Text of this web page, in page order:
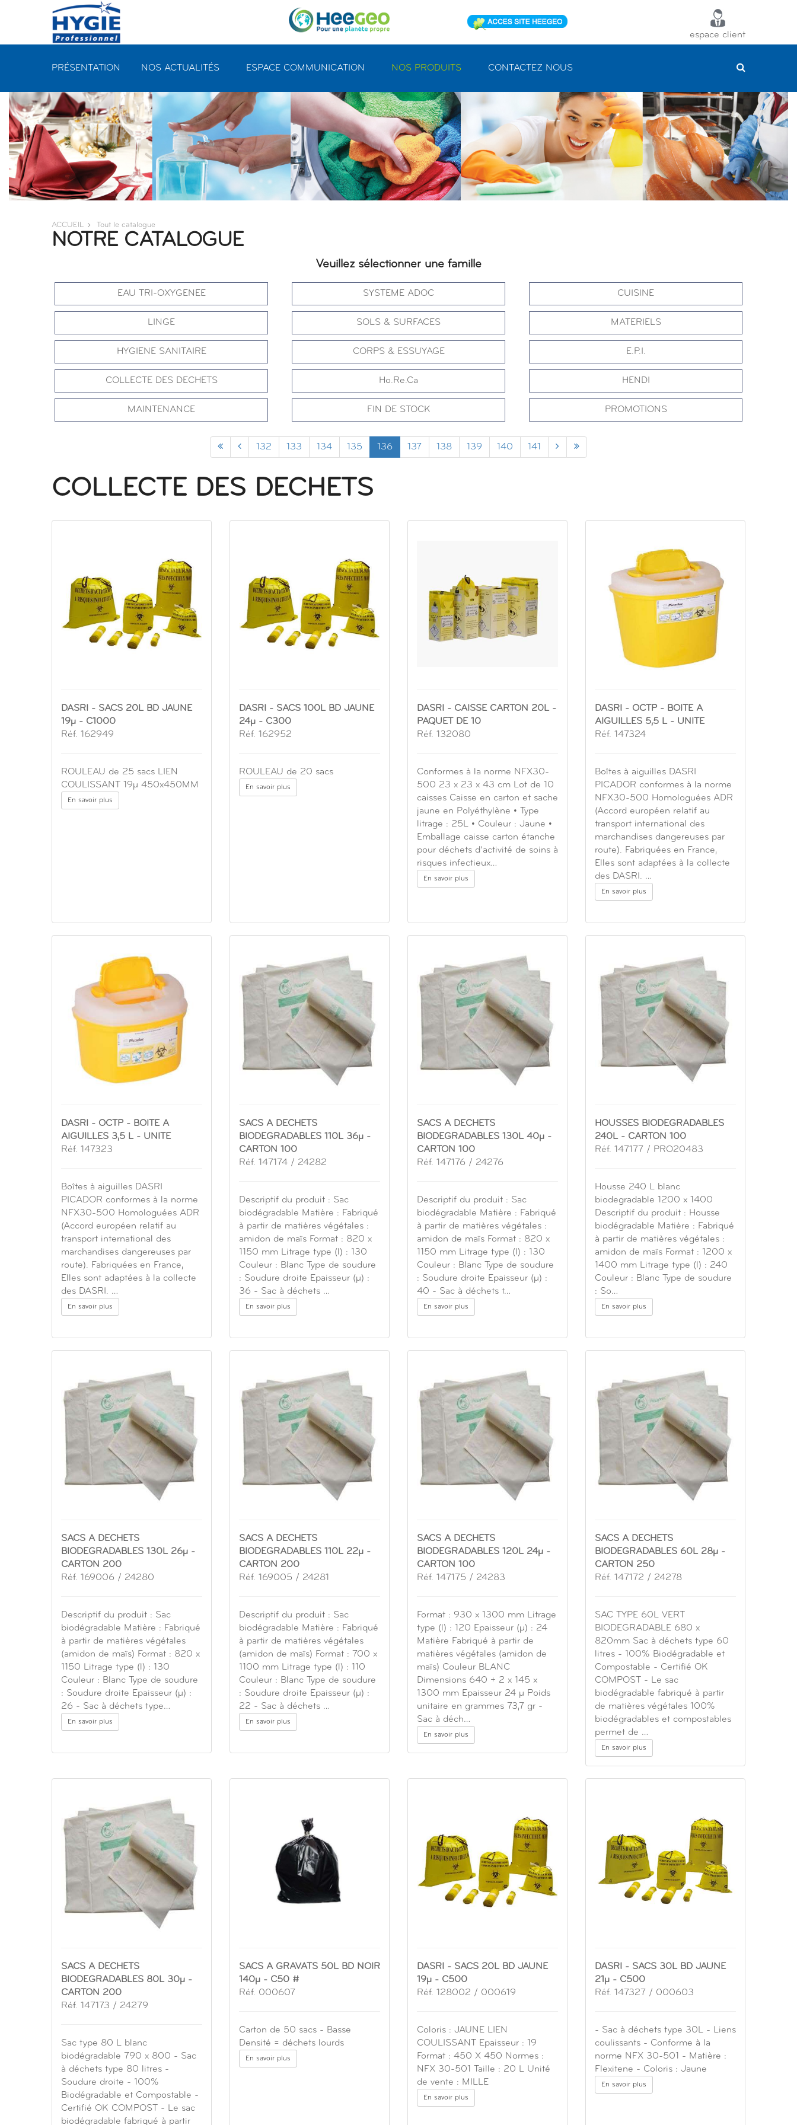
espace client
PRÉSENTATION NOS ACTUALITÉS ESPACE COMMUNICATION NOS PRODUITS CONTACTEZ NOUS
ACCUEIL Tout le catalogue
NOTRE CATALOGUE
Veuillez sélectionner une famille
EAU TRI-OXYGENEE SYSTEME ADOC CUISINE
LINGE SOLS & SURFACES MATERIELS
HYGIENE SANITAIRE CORPS & ESSUYAGE E.P.I.
COLLECTE DES DECHETS Ho.Re.Ca HENDI
MAINTENANCE FIN DE STOCK PROMOTIONS
132 133 134 135 136 137 138 139 140 141
COLLECTE DES DECHETS
DASRI - SACS 20L BD JAUNE
19µ - C1000
Réf. 162949
ROULEAU de 25 sacs LIEN
COULISSANT 19µ 450x450MM
En savoir plus
DASRI - SACS 100L BD JAUNE
24µ - C300
Réf. 162952
ROULEAU de 20 sacs
En savoir plus
DASRI - CAISSE CARTON 20L -
PAQUET DE 10
Réf. 132080
Conformes à la norme NFX30-
500 23 x 23 x 43 cm Lot de 10
caisses Caisse en carton et sache
jaune en Polyéthylène • Type
litrage : 25L • Couleur : Jaune •
Emballage caisse carton étanche
pour déchets d’activité de soins à
risques infectieux…
En savoir plus
DASRI - OCTP - BOITE A
AIGUILLES 5,5 L - UNITE
Réf. 147324
Boîtes à aiguilles DASRI
PICADOR conformes à la norme
NFX30-500 Homologuées ADR
(Accord européen relatif au
transport international des
marchandises dangereuses par
route). Fabriquées en France,
Elles sont adaptées à la collecte
des DASRI. …
En savoir plus
DASRI - OCTP - BOITE A
AIGUILLES 3,5 L - UNITE
Réf. 147323
Boîtes à aiguilles DASRI
PICADOR conformes à la norme
NFX30-500 Homologuées ADR
(Accord européen relatif au
transport international des
marchandises dangereuses par
route). Fabriquées en France,
Elles sont adaptées à la collecte
des DASRI. …
En savoir plus
SACS A DECHETS
BIODEGRADABLES 110L 36µ -
CARTON 100
Réf. 147174 / 24282
Descriptif du produit : Sac
biodégradable Matière : Fabriqué
à partir de matières végétales :
amidon de maïs Format : 820 x
1150 mm Litrage type (l) : 130
Couleur : Blanc Type de soudure
: Soudure droite Epaisseur (µ) :
36 - Sac à déchets …
En savoir plus
SACS A DECHETS
BIODEGRADABLES 130L 40µ -
CARTON 100
Réf. 147176 / 24276
Descriptif du produit : Sac
biodégradable Matière : Fabriqué
à partir de matières végétales :
amidon de maïs Format : 820 x
1150 mm Litrage type (l) : 130
Couleur : Blanc Type de soudure
: Soudure droite Epaisseur (µ) :
40 - Sac à déchets t…
En savoir plus
HOUSSES BIODEGRADABLES
240L - CARTON 100
Réf. 147177 / PRO20483
Housse 240 L blanc
biodegradable 1200 x 1400
Descriptif du produit : Housse
biodégradable Matière : Fabriqué
à partir de matières végétales :
amidon de maïs Format : 1200 x
1400 mm Litrage type (l) : 240
Couleur : Blanc Type de soudure
: So…
En savoir plus
SACS A DECHETS
BIODEGRADABLES 130L 26µ -
CARTON 200
Réf. 169006 / 24280
Descriptif du produit : Sac
biodégradable Matière : Fabriqué
à partir de matières végétales
(amidon de maïs) Format : 820 x
1150 Litrage type (l) : 130
Couleur : Blanc Type de soudure
: Soudure droite Epaisseur (µ) :
26 - Sac à déchets type…
En savoir plus
SACS A DECHETS
BIODEGRADABLES 110L 22µ -
CARTON 200
Réf. 169005 / 24281
Descriptif du produit : Sac
biodégradable Matière : Fabriqué
à partir de matières végétales
(amidon de maïs) Format : 700 x
1100 mm Litrage type (l) : 110
Couleur : Blanc Type de soudure
: Soudure droite Epaisseur (µ) :
22 - Sac à déchets …
En savoir plus
SACS A DECHETS
BIODEGRADABLES 120L 24µ -
CARTON 100
Réf. 147175 / 24283
Format : 930 x 1300 mm Litrage
type (l) : 120 Epaisseur (µ) : 24
Matière Fabriqué à partir de
matières végétales (amidon de
maïs) Couleur BLANC
Dimensions 640 + 2 x 145 x
1300 mm Epaisseur 24 µ Poids
unitaire en grammes 73,7 gr -
Sac à déch…
En savoir plus
SACS A DECHETS
BIODEGRADABLES 60L 28µ -
CARTON 250
Réf. 147172 / 24278
SAC TYPE 60L VERT
BIODEGRADABLE 680 x
820mm Sac à déchets type 60
litres - 100% Biodégradable et
Compostable - Certifié OK
COMPOST - Le sac
biodégradable fabriqué à partir
de matières végétales 100%
biodégradables et compostables
permet de …
En savoir plus
SACS A DECHETS
BIODEGRADABLES 80L 30µ -
CARTON 200
Réf. 147173 / 24279
Sac type 80 L blanc
biodégradable 790 x 800 - Sac
à déchets type 80 litres -
Soudure droite - 100%
Biodégradable et Compostable -
Certifié OK COMPOST - Le sac
biodégradable fabriqué à partir
SACS A GRAVATS 50L BD NOIR
140µ - C50 #
Réf. 000607
Carton de 50 sacs - Basse
Densité = déchets lourds
En savoir plus
DASRI - SACS 20L BD JAUNE
19µ - C500
Réf. 128002 / 000619
Coloris : JAUNE LIEN
COULISSANT Epaisseur : 19
Format : 450 X 450 Normes :
NFX 30-501 Taille : 20 L Unité
de vente : MILLE
En savoir plus
DASRI - SACS 30L BD JAUNE
21µ - C500
Réf. 147327 / 000603
- Sac à déchets type 30L - Liens
coulissants - Conforme à la
norme NFX 30-501 - Matière :
Flexitene - Coloris : Jaune
En savoir plus
Panneau de gestion des cookies